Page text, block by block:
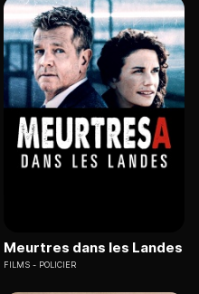
Meurtres dans les Landes
FILMS POLICIER